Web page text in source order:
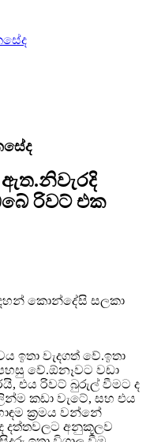
රිවට් එක
කොන්දේසි සලකා
ඉතා වැදගත් වේ.ඉතා
වේ.ඕනෑවට වඩා
එය රිවට් බුරුල් වීමට ද
කඩා වැටේ, සහ එය
ක්‍රමය වන්නේ
දත්තවලට අනුකූලව